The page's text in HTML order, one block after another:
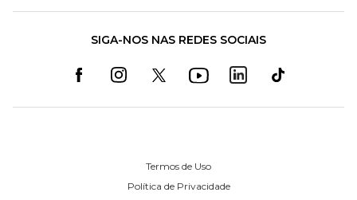
SIGA-NOS NAS REDES SOCIAIS
Termos de Uso
Política de Privacidade